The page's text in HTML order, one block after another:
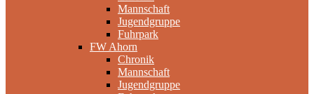
Mannschaft
Jugendgruppe
Fuhrpark
FW Ahorn
Chronik
Mannschaft
Jugendgruppe